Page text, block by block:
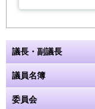
議長・副議長
議員名簿
委員会